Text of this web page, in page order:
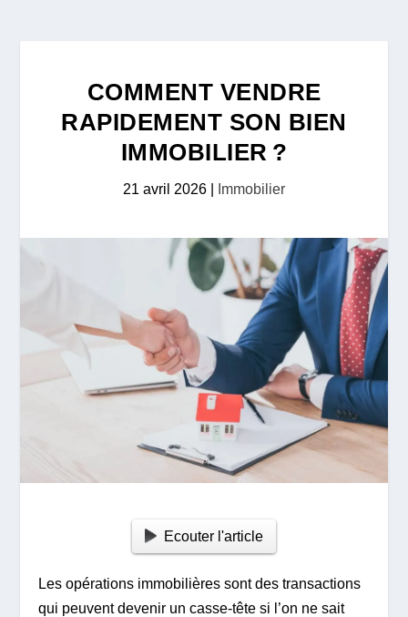
COMMENT VENDRE
RAPIDEMENT SON BIEN
IMMOBILIER ?
21 avril 2026 Immobilier
Ecouter l'article
Les opérations immobilières sont des transactions
qui peuvent devenir un casse-tête si l’on ne sait